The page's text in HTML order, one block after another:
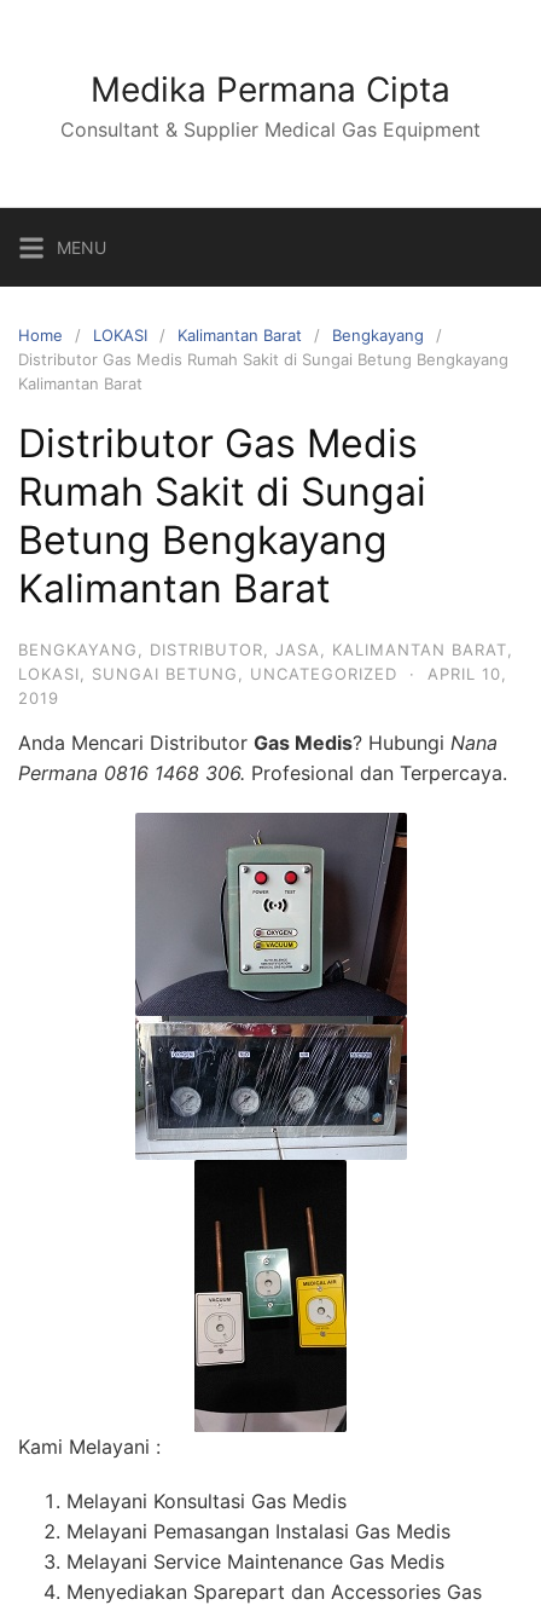
Medika Permana Cipta
Consultant & Supplier Medical Gas Equipment
MENU
Home LOKASI Kalimantan Barat
Bengkayang
Distributor Gas Medis Rumah Sakit di Sungai Betung Bengkayang
Kalimantan Barat
Distributor Gas Medis
Rumah Sakit di Sungai
Betung Bengkayang
Kalimantan Barat
BENGKAYANG DISTRIBUTOR JASA KALIMANTAN BARAT
LOKASI
SUNGAI BETUNG UNCATEGORIZED ·
APRIL 10,
2019
Anda Mencari Distributor Gas Medis? Hubungi Nana
Permana 0816 1468 306. Profesional dan Terpercaya.
Kami Melayani :
Melayani Konsultasi Gas Medis
Melayani Pemasangan Instalasi Gas Medis
Melayani Service Maintenance Gas Medis
Menyediakan Sparepart dan Accessories Gas